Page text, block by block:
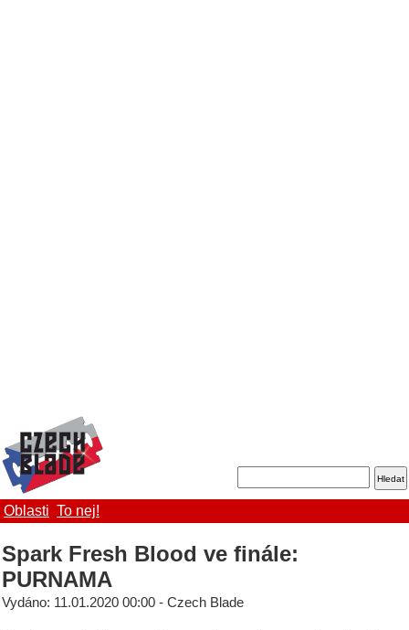
Oblasti To nej!
Spark Fresh Blood ve finále:
PURNAMA
Vydáno: 11.01.2020 00:00 - Czech Blade